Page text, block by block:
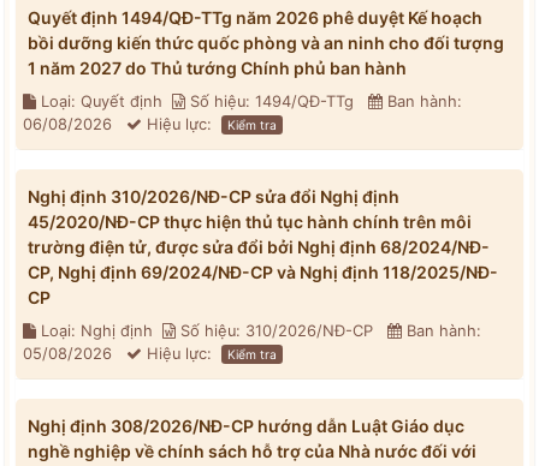
Quyết định 1494/QĐ-TTg năm 2026 phê duyệt Kế hoạch
bồi dưỡng kiến thức quốc phòng và an ninh cho đối tượng
1 năm 2027 do Thủ tướng Chính phủ ban hành
Loại: Quyết định Số hiệu: 1494/QĐ-TTg
Ban hành:
06/08/2026
Hiệu lực: Kiểm tra
Nghị định 310/2026/NĐ-CP sửa đổi Nghị định
45/2020/NĐ-CP thực hiện thủ tục hành chính trên môi
trường điện tử, được sửa đổi bởi Nghị định 68/2024/NĐ-
CP, Nghị định 69/2024/NĐ-CP và Nghị định 118/2025/NĐ-
CP
Loại: Nghị định Số hiệu: 310/2026/NĐ-CP
Ban hành:
05/08/2026
Hiệu lực: Kiểm tra
Nghị định 308/2026/NĐ-CP hướng dẫn Luật Giáo dục
nghề nghiệp về chính sách hỗ trợ của Nhà nước đối với